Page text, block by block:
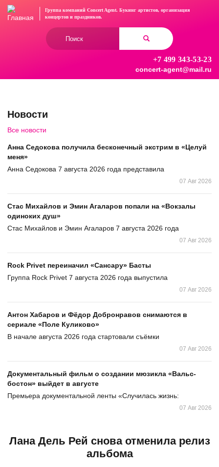
Перейти
Группа компаний Concert Agent. Букинг артистов, организация
концертови праздников.
+7 499 343-53-23
concert-agent@mail.ru
Новости
Все новости
Анна Седокова получила бесконечный экстрим в «Целуй
меня»
Анна Седокова 7 августа 2026 года представила
07 Авг 2026
Стас Михайлов и Эмин Агаларов попали на «Вокзалы
одиноких душ»
Стас Михайлов и Эмин Агаларов 7 августа 2026 года
07 Авг 2026
Rock Privet переиначил «Сансару» Басты
Группа Rock Privet 7 августа 2026 года выпустила
07 Авг 2026
Антон Хабаров и Фёдор Добронравов снимаются в
сериале «Поле Куликово»
В начале августа 2026 года стартовали съёмки
07 Авг 2026
Документальный фильм о создании мюзикла «Вальс-
бостон» выйдет в августе
Премьера документальной ленты «Случилась жизнь:
07 Авг 2026
Лана Дель Рей снова отменила релиз
альбома